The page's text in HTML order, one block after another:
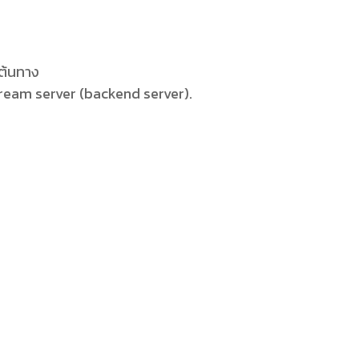
นทาง
server (backend server).